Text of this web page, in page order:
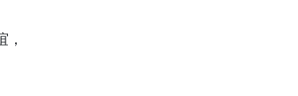
，